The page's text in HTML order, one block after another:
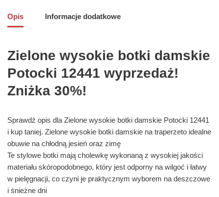
Opis Informacje dodatkowe
Zielone wysokie botki damskie
Potocki 12441 wyprzedaż!
Zniżka 30%!
Sprawdź opis dla Zielone wysokie botki damskie Potocki 12441
i kup taniej. Zielone wysokie botki damskie na traperzeto idealne
obuwie na chłodną jesień oraz zimę
Te stylowe botki mają cholewkę wykonaną z wysokiej jakości
materiału skóropodobnego, który jest odporny na wilgoć i łatwy
w pielęgnacji, co czyni je praktycznym wyborem na deszczowe
i śnieżne dni